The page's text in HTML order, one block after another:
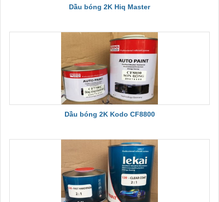
Dầu bóng 2K Hiq Master
Dầu bóng 2K Kodo CF8800